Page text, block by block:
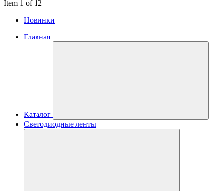
Item 1 of 12
Новинки
Главная
Каталог
Светодиодные ленты